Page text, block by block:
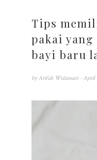
Tips
pakai
bayi baru
by Arifah Wulansari - April